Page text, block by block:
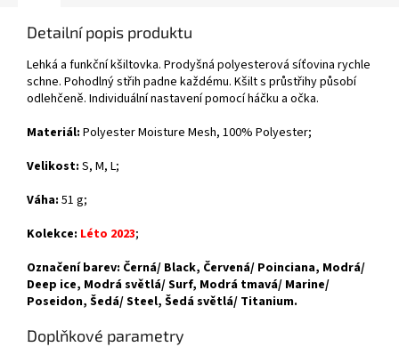
Detailní popis produktu
Lehká a funkční kšiltovka. Prodyšná polyesterová síťovina rychle
schne. Pohodlný střih padne každému. Kšilt s průstřihy působí
odlehčeně. Individuální nastavení pomocí háčku a očka.
Materiál: Polyester Moisture Mesh, 100% Polyester;
Velikost: S, M, L;
Váha: 51 g;
Kolekce: Léto 2023;
Označení barev: Černá/ Black, Červená/ Poinciana, Modrá/
Deep ice, Modrá světlá/ Surf, Modrá tmavá/ Marine/
Poseidon, Šedá/ Steel, Šedá světlá/ Titanium.
Doplňkové parametry